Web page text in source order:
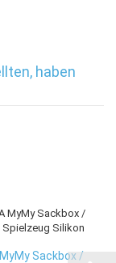
haben
Sackbox /